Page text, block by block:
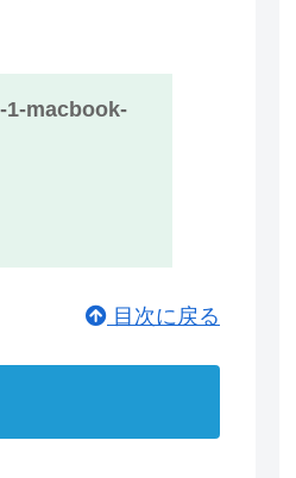
1-macbook-
目次に戻る